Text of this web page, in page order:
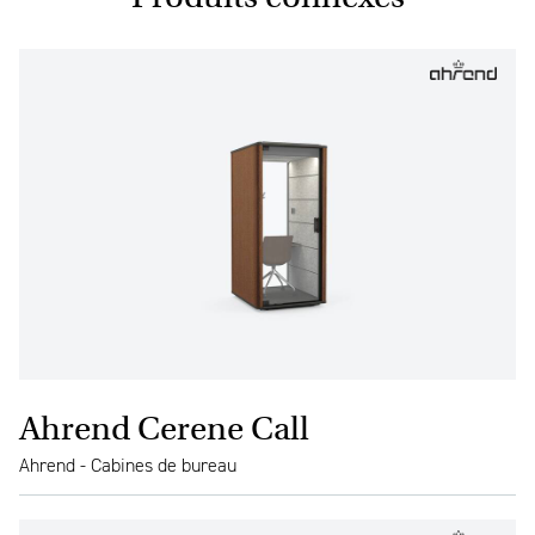
Ahrend Cerene Call
Ahrend - Cabines de bureau